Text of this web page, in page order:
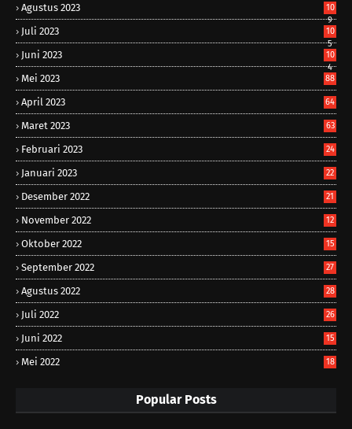
Agustus 2023
10
9
Juli 2023
10
5
Juni 2023
10
4
Mei 2023 88
April 2023 64
Maret 2023 63
Februari 2023 24
Januari 2023 22
Desember 2022 21
November 2022 12
Oktober 2022 15
September 2022 27
Agustus 2022 28
Juli 2022 26
Juni 2022 15
Mei 2022 18
Popular Posts